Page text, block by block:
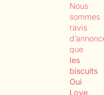
Nous
sommes
ravis
que
les
biscuits
Oui
Love